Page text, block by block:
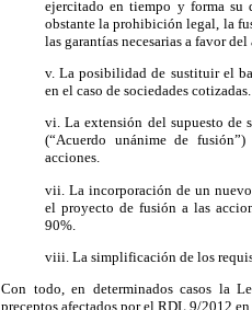
ejercitado en tiempo y forma su
obstante la prohibición legal, la
las garantías necesarias a favor del
v. La posibilidad de sustituir el
en el caso de sociedades cotizadas.
vi. La extensión del supuesto
(“Acuerdo unánime de
acciones.
vii. La incorporación de un
el proyecto de fusión a las
90%.
viii. La simplificación de los
Con todo, en determinados casos la
preceptos afectados por el RDL 9/2012